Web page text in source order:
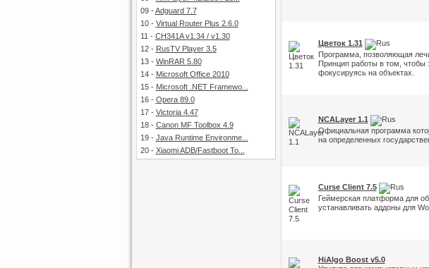
09-Adguard 7.7
10- Virtual Router Plus 2.6.0
11 - CH341A v1.34 / v1.30
12- RusTV Player 3.5
13- WinRAR 5.80
14- Microsoft Office 2010
15- Microsoft .NET Framewo...
16- Opera 89.0
17- Victoria 4.47
18- Canon MF Toolbox 4.9
19- Java Runtime Environme...
20- Xiaomi ADB/Fastboot To...
Цветок 1.31
Программа, позволяющая
Принцип работы в том, чтобы
фокусируясь на объектах.
NCALayer 1.1
Официальная программа
на определенных
Curse Client 7.5
Геймерская платформа для
устанавливать аддоны для
HiAlgo Boost v5.0